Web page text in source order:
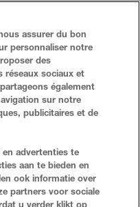
OVERZICHT
assurer du bon
personnaliser notre
des
réseaux sociaux et
également
sur notre
publicitaires et de
advertenties te
aan te bieden en
ook informatie over
partners voor sociale
u verder klikt op